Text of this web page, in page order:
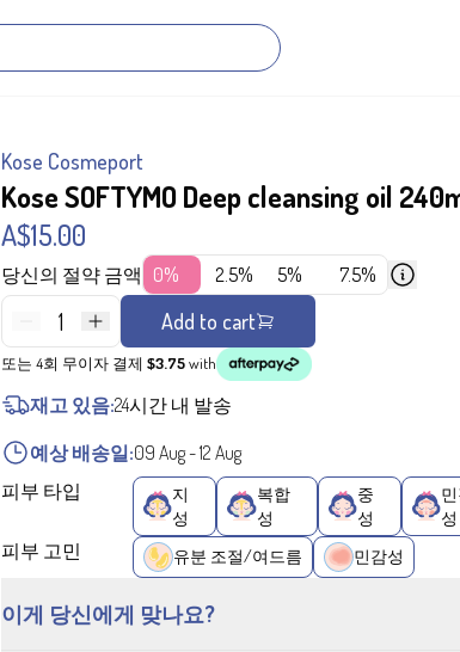
Kose Cosmeport
Kose SOFTYMO Deep cleansing oil
A$15.00
당신의 절약 금액 0% 2.5% 5% 7.5%
1 Add to cart
또는 4회 무이자 결제 $3.75with
재고 있음:24시간 내 발송
예상 배송일:09 Aug-12 Aug
피부 타입
지
성
복합
성
중
성
성
피부 고민 유분 조절/여드름 민감성
이게 당신에게 맞나요?